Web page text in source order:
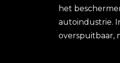
het
autoindustrie.
overspuitbaar,